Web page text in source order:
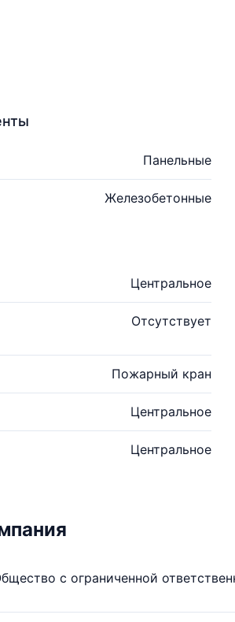
Панельные
Железобетонные
Центральное
Отсутствует
Пожарный кран
Центральное
Центральное
с ограниченной